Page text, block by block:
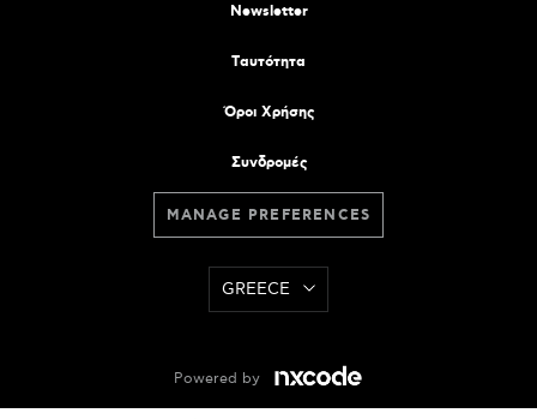
Newsletter
Tαυτότητα
Όροι Χρήσης
Συνδρομές
MANAGE PREFERENCES
GREECE
Powered by